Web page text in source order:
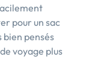
pour un sac
pensés
voyage plus